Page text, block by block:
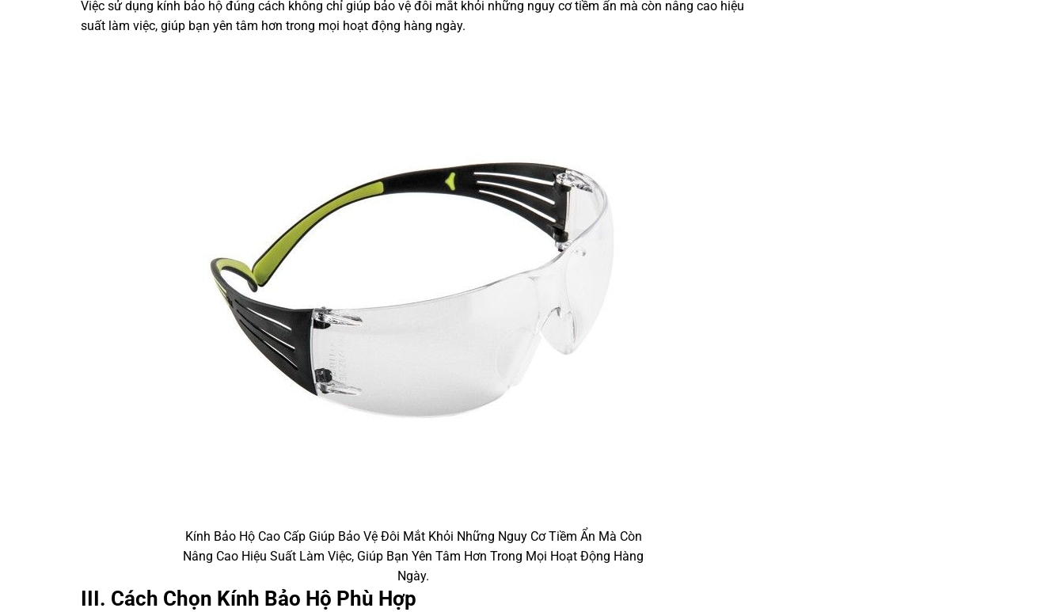
Việc sử dụng kính bảo hộ đúng cách không chỉ giúp bảo vệ đôi mắt khỏi những nguy cơ tiềm ẩn mà còn nâng cao hiệu
suất làm việc, giúp bạn yên tâm hơn trong mọi hoạt động hàng ngày.
Kính Bảo Hộ Cao Cấp Giúp Bảo Vệ Đôi Mắt Khỏi Những Nguy Cơ Tiềm Ẩn Mà Còn
Nâng Cao Hiệu Suất Làm Việc, Giúp Bạn Yên Tâm Hơn Trong Mọi Hoạt Động Hàng
Ngày.
III. Cách Chọn Kính Bảo Hộ Phù Hợp